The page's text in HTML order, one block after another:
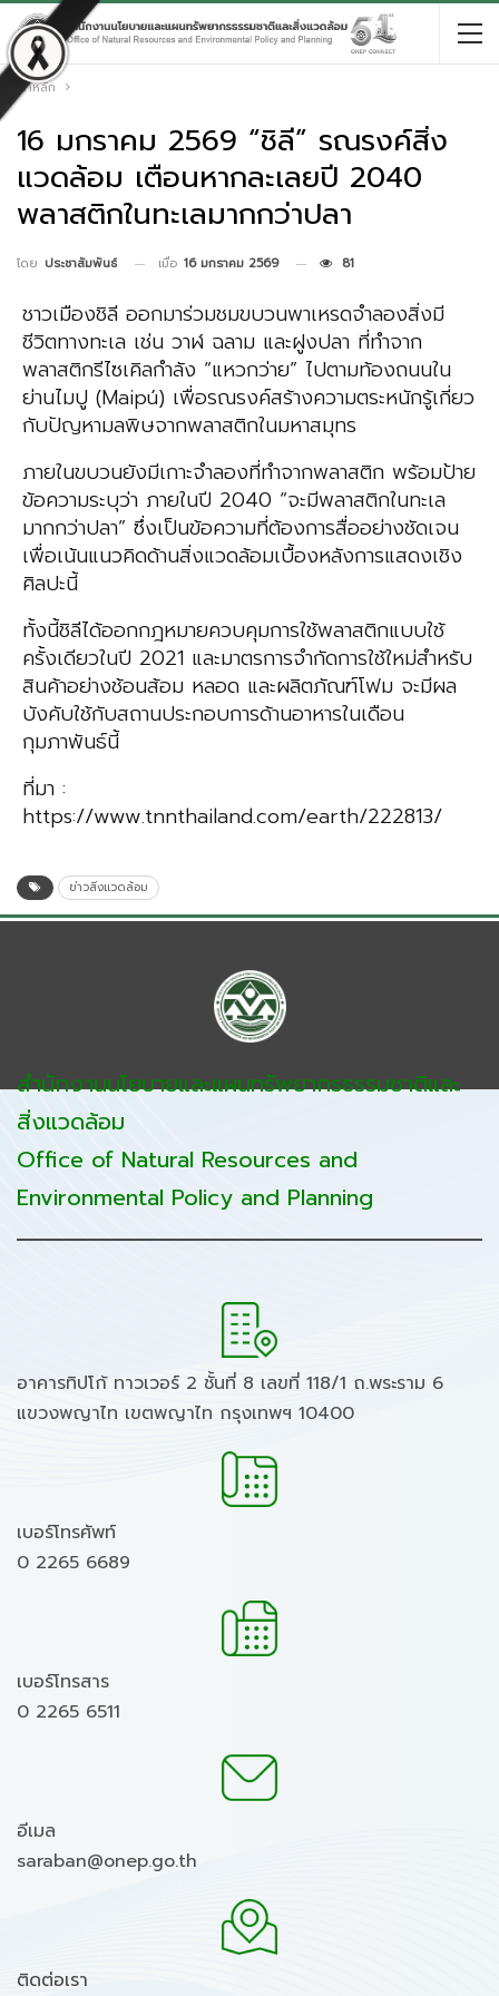
หน้าหลัก
16 มกราคม 2569 “ชิลี” รณรงค์สิ่ง
แวดล้อม เตือนหากละเลยปี 2040
พลาสติกในทะเลมากกว่าปลา
โดย ประชาสัมพันธ์ เมื่อ 16 มกราคม 2569 81
ชาวเมืองชิลี ออกมาร่วมชมขบวนพาเหรดจำลองสิ่งมี
ชีวิตทางทะเล เช่น วาฬ ฉลาม และฝูงปลา ที่ทำจาก
พลาสติกรีไซเคิลกำลัง “แหวกว่าย” ไปตามท้องถนนใน
ย่านไมปู (Maipú) เพื่อรณรงค์สร้างความตระหนักรู้เกี่ยว
กับปัญหามลพิษจากพลาสติกในมหาสมุทร
ภายในขบวนยังมีเกาะจำลองที่ทำจากพลาสติก พร้อมป้าย
ข้อความระบุว่า ภายในปี 2040 “จะมีพลาสติกในทะเล
มากกว่าปลา” ซึ่งเป็นข้อความที่ต้องการสื่ออย่างชัดเจน
เพื่อเน้นแนวคิดด้านสิ่งแวดล้อมเบื้องหลังการแสดงเชิง
ศิลปะนี้
ทั้งนี้ชิลีได้ออกกฎหมายควบคุมการใช้พลาสติกแบบใช้
ครั้งเดียวในปี 2021 และมาตรการจำกัดการใช้ใหม่สำหรับ
สินค้าอย่างช้อนส้อม หลอด และผลิตภัณฑ์โฟม จะมีผล
บังคับใช้กับสถานประกอบการด้านอาหารในเดือน
กุมภาพันธ์นี้
ที่มา :
https://www.tnnthailand.com/earth/222813/
ข่าวสิ่งแวดล้อม
สำนักงานนโยบายและแผนทรัพยากรธรรมชาติและ
สิ่งแวดล้อม
Office of Natural Resources and
Environmental Policy and Planning
อาคารทิปโก้ ทาวเวอร์ 2 ชั้นที่ 8 เลขที่ 118/1 ถ.พระราม 6
แขวงพญาไท เขตพญาไท กรุงเทพฯ 10400
เบอร์โทรศัพท์
0 2265 6689
เบอร์โทรสาร
0 2265 6511
อีเมล
saraban@onep.go.th
ติดต่อเรา